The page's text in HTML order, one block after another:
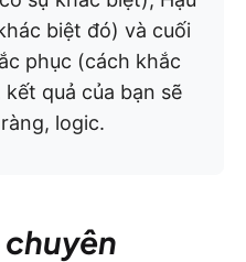
biệt đó) và cuối
phục (cách khắc
quả của bạn sẽ
logic.
chuyên